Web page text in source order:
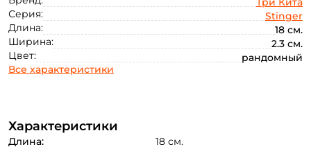
Серия:
Stinger
Длина:
18 см.
Ширина:
2.3 см.
Цвет:
рандомный
Все характеристики
Характеристики
Длина: 18 см.
Создать аккаунт
Email: *